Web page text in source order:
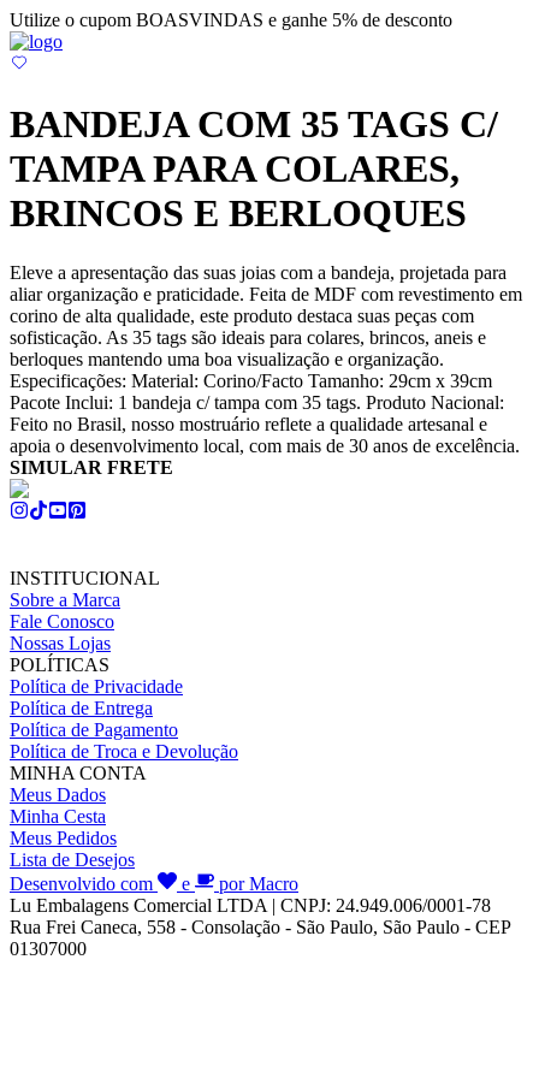
Utilize o cupom BOASVINDAS e ganhe 5% de desconto
BANDEJA COM 35 TAGS C/
TAMPA PARA COLARES,
BRINCOS E BERLOQUES
Eleve a apresentação das suas joias com a bandeja, projetada para
aliar organização e praticidade. Feita de MDF com revestimento em
corino de alta qualidade, este produto destaca suas peças com
sofisticação. As 35 tags são ideais para colares, brincos, aneis e
berloques mantendo uma boa visualização e organização.
Especificações: Material: Corino/Facto Tamanho: 29cm x 39cm
Pacote Inclui: 1 bandeja c/ tampa com 35 tags. Produto Nacional:
Feito no Brasil, nosso mostruário reflete a qualidade artesanal e
apoia o desenvolvimento local, com mais de 30 anos de excelência.
SIMULAR FRETE
INSTITUCIONAL
Sobre a Marca
Fale Conosco
Nossas Lojas
POLÍTICAS
Política de Privacidade
Política de Entrega
Política de Pagamento
Política de Troca e Devolução
MINHA CONTA
Meus Dados
Minha Cesta
Meus Pedidos
Lista de Desejos
Desenvolvido com
e
por Macro
Lu Embalagens Comercial LTDA | CNPJ: 24.949.006/0001-78
Rua Frei Caneca, 558 - Consolação - São Paulo, São Paulo - CEP
01307000